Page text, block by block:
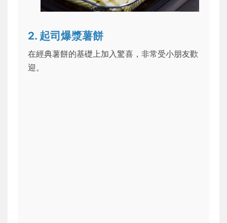
2. 起司爆漿薯餅
在經典薯餅的基礎上加入驚喜，非常受小朋友歡
迎。